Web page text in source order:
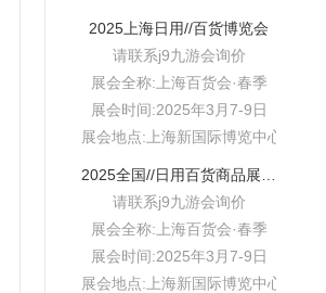
2025上海日用//百货博览会
请联系j9九游会询价
展会全称:上海百货会·春季
展会时间:2025年3月7-9日
展会地点:上海新国际博览中心w1-w5
请联系j9九游会询价
展会全称:上海百货会·春季
展会时间:2025年3月7-9日
展会地点:上海新国际博览中心w1-w5